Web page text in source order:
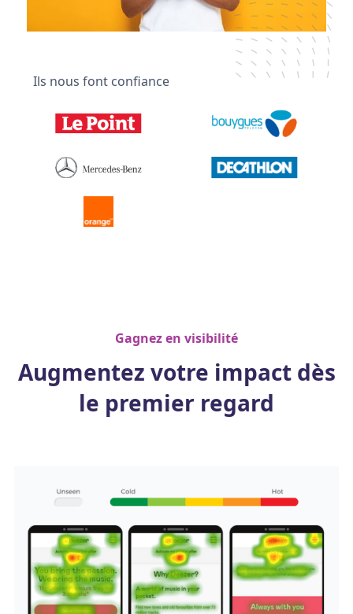
Ils nous font confiance
Gagnez en visibilité
Augmentez votre impact dès
le premier regard